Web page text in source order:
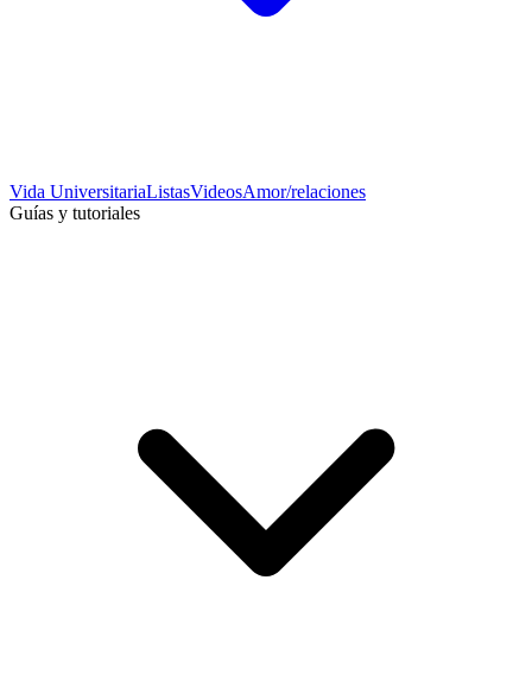
Vida UniversitariaListasVideosAmor/relaciones
Guías y tutoriales